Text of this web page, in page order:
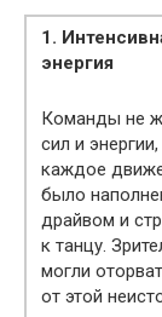
1.
энергия
Команды не
сил и энергии,
каждое
было
драйвом и
к танцу.
могли
от этой